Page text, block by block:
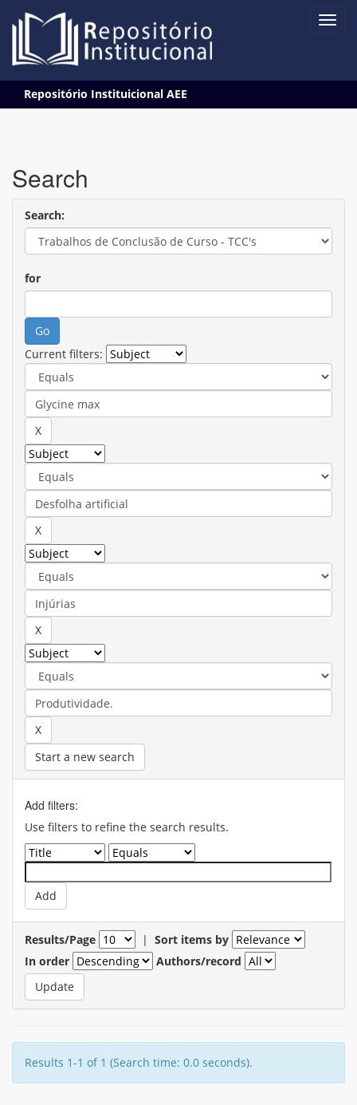
navigation
Repositório Instituicional AEE
Search
Search:
for
Current filters:
Start a new search
Add filters:
Use filters to refine the search results.
Results/Page | Sort items by
In order
Authors/record
Results 1-1 of 1 (Search time: 0.0 seconds).